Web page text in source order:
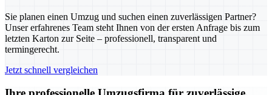
Sie planen einen Umzug und suchen einen zuverlässigen Partner?
Unser erfahrenes Team steht Ihnen von der ersten Anfrage bis zum
letzten Karton zur Seite – professionell, transparent und
termingerecht.
Jetzt schnell vergleichen